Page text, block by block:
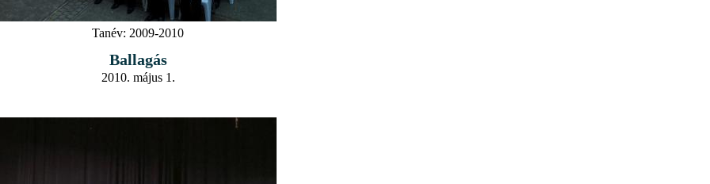
Tanév: 2009-2010
Ballagás
2010. május 1.